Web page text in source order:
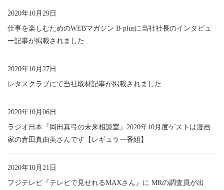
2020年10月29日
仕事を楽しむためのWEBマガジン B-plusに当社社長のインタビュ
ー記事が掲載されました
2020年10月27日
レタスクラブにて当社取材記事が掲載されました
2020年10月06日
ラジオ日本『岡田真弓の未来相談室』2020年10月度ゲストは漫画
家の倉田真由美さんです【レギュラー番組】
2020年10月21日
フジテレビ『テレビで見せれるMAXさん』に MRの調査員が出